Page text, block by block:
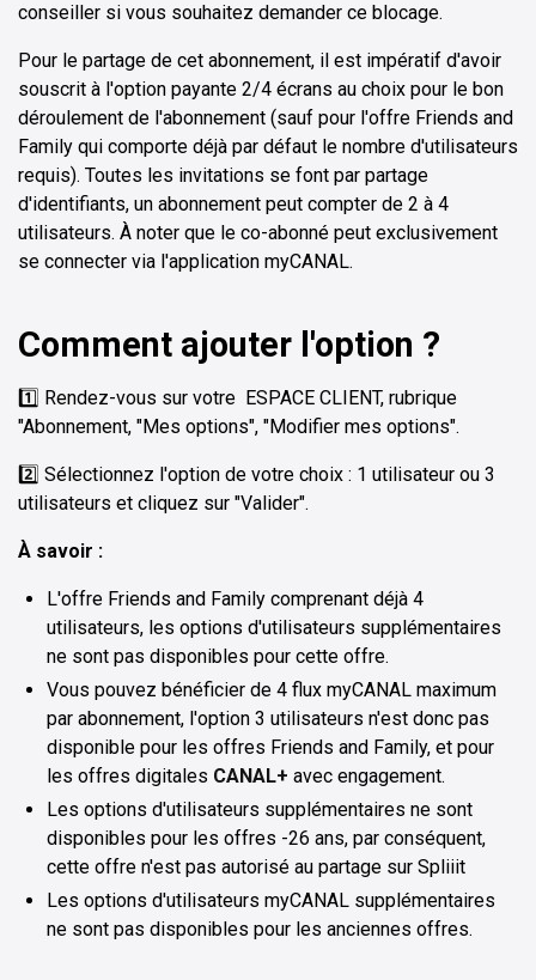
conseiller si vous souhaitez demander ce blocage.
Pour le partage de cet abonnement, il est impératif d'avoir
souscrit à l'option payante 2/4 écrans au choix pour le bon
déroulement de l'abonnement (sauf pour l'offre Friends and
Family qui comporte déjà par défaut le nombre d'utilisateurs
requis). Toutes les invitations se font par partage
d'identifiants, un abonnement peut compter de 2 à 4
utilisateurs. À noter que le co-abonné peut exclusivement
se connecter via l'application myCANAL.
Comment ajouter l'option ?
1️⃣ Rendez-vous sur votre ESPACE CLIENT, rubrique
"Abonnement, "Mes options", "Modifier mes options".
2️⃣ Sélectionnez l'option de votre choix : 1 utilisateur ou 3
utilisateurs et cliquez sur "Valider".
À savoir :
L'offre Friends and Family comprenant déjà 4
utilisateurs, les options d'utilisateurs supplémentaires
ne sont pas disponibles pour cette offre.
Vous pouvez bénéficier de 4 flux myCANAL maximum
par abonnement, l'option 3 utilisateurs n'est donc pas
disponible pour les offres Friends and Family, et pour
les offres digitales CANAL+ avec engagement.
Les options d'utilisateurs supplémentaires ne sont
disponibles pour les offres -26 ans, par conséquent,
cette offre n'est pas autorisé au partage sur Spliiit
Les options d'utilisateurs myCANAL supplémentaires
ne sont pas disponibles pour les anciennes offres.